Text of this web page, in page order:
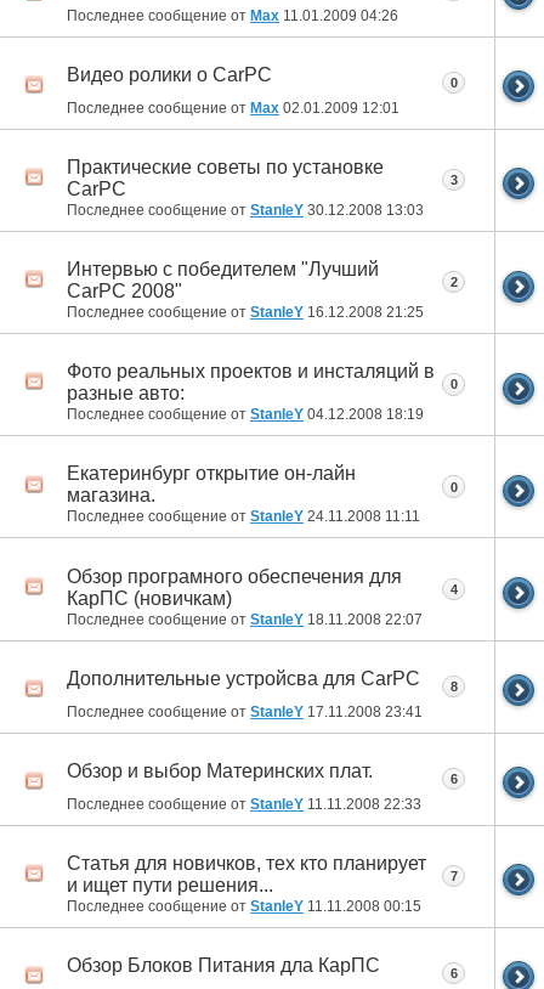
Последнее сообщение от Max 11.01.2009 04:26
Видео ролики о CarPC
Последнее сообщение от Max 02.01.2009 12:01
0
Практические советы по установке
CarPC
Последнее сообщение от StanleY 30.12.2008 13:03
3
Интервью с победителем "Лучший
CarPC 2008"
Последнее сообщение от StanleY 16.12.2008 21:25
2
Фото реальных проектов и инсталяций в
разные авто:
Последнее сообщение от StanleY 04.12.2008 18:19
0
Екатеринбург открытие он-лайн
магазина.
Последнее сообщение от StanleY 24.11.2008 11:11
0
Обзор програмного обеспечения для
КарПС (новичкам)
Последнее сообщение от StanleY 18.11.2008 22:07
4
Дополнительные устройсва для CarPC
Последнее сообщение от StanleY 17.11.2008 23:41
8
Обзор и выбор Материнских плат.
Последнее сообщение от StanleY 11.11.2008 22:33
6
Статья для новичков, тех кто планирует
и ищет пути решения...
Последнее сообщение от StanleY 11.11.2008 00:15
7
Обзор Блоков Питания дла КарПС 6